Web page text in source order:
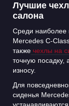
Лучшие
салона
Среди наиболее
Mercedes C-
также чехлы на
точную посадку,
износу.
Для
сиденья